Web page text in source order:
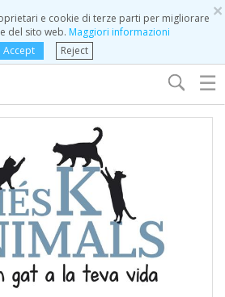
×
e cookie di terze parti per migliorare
del sito web. Maggiori informazioni
Accept
Reject
☰